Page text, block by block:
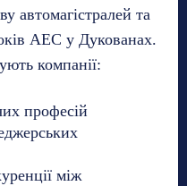
автомагістралей та
АЕС у Дукованах.
компанії:
професій
між